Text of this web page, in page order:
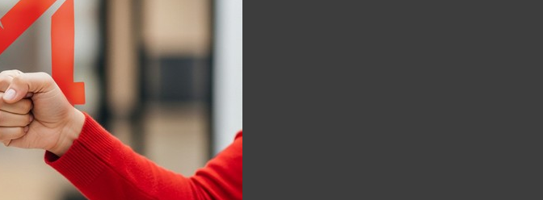
podrá